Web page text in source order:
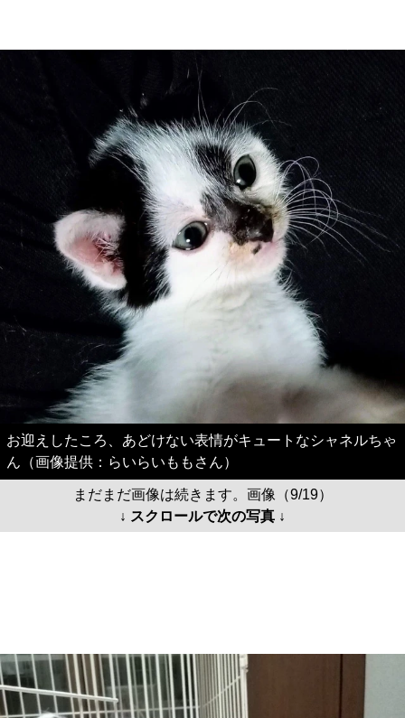
お迎えしたころ、あどけない表情がキュートなシャネルちゃ
ん（画像提供：らいらいももさん）
まだまだ画像は続きます。画像（9/19）
↓ スクロールで次の写真 ↓